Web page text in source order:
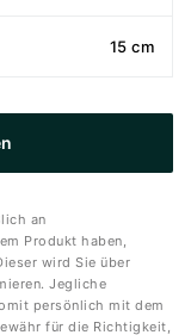
15 cm
an
Produkt haben,
wird Sie über
Jegliche
persönlich mit dem
für die Richtigkeit,